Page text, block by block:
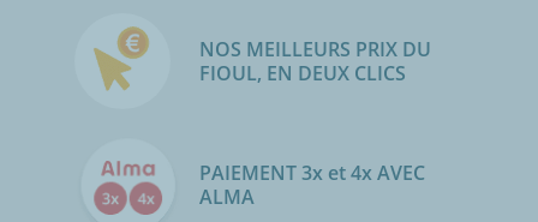
NOS MEILLEURS PRIX DU
FIOUL, EN DEUX CLICS
PAIEMENT 3x et 4x AVEC
ALMA